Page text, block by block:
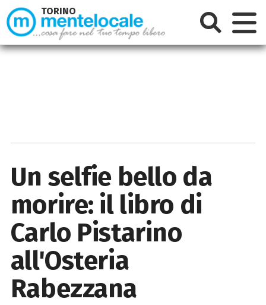
Un selfie bello da
morire: il libro di
Carlo Pistarino
all'Osteria
Rabezzana
TORINO